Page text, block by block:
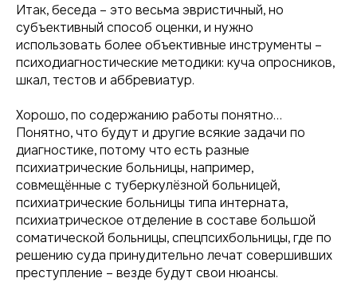
Итак, беседа – это весьма эвристичный, но
субъективный способ оценки, и нужно
использовать более объективные инструменты –
психодиагностические методики: куча опросников,
шкал, тестов и аббревиатур.
Хорошо, по содержанию работы понятно…
Понятно, что будут и другие всякие задачи по
диагностике, потому что есть разные
психиатрические больницы, например,
совмещённые с туберкулёзной больницей,
психиатрические больницы типа интерната,
психиатрическое отделение в составе большой
соматической больницы, спецпсихбольницы, где по
решению суда принудительно лечат совершивших
преступление – везде будут свои нюансы.